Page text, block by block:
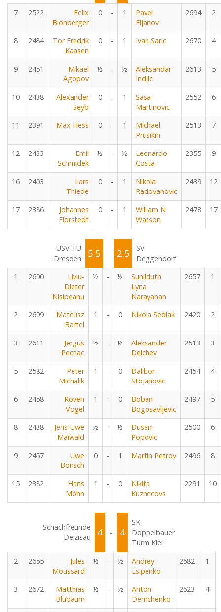
7
2522
Felix
Blohberger
0 - 1
Pavel
Eljanov
2694 2
8 2484
Tor Fredrik
Kaasen
0 - 1 Ivan Saric 2670 4
9 2451
Mikael
Agopov
½ - ½
Aleksandar
Indjic
2613 5
10 2438
Alexander
Seyb
0 - 1
Sasa
Martinovic
2552 6
11 2391 Max Hess 0 - 1
Michael
Prusikin
2513 7
12 2433
Emil
Schmidek
½ - ½
Leonardo
Costa
2355 9
16 2403
Lars
Thiede
0 - 1
Nikola
Radovanovic
2439 12
17 2386
Johannes
Florstedt
0 - 1
William N
Watson
2478 17
USV TU
Dresden
5.5 - 2.5
SV
Deggendorf
1
2600
Liviu-
Dieter
Nisipeanu
½ - ½
Sunilduth
Lyna
Narayanan
2657 1
2 2609
Mateusz
Bartel
1 - 0 Nikola Sedlak 2420 2
3 2611
Jergus
Pechac
½ - ½
Aleksander
Delchev
2513 3
5 2582
Peter
Michalik
1 - 0
Dalibor
Stojanovic
2454 4
6 2458
Roven
Vogel
1 - 0
Boban
Bogosavljevic
2497 5
8 2438
Jens-Uwe
Maiwald
½ - ½
Dusan
Popovic
2500 6
9 2457
Uwe
Bönsch
0 - 1 Martin Petrov 2496 8
15 2382
Hans
Möhn
1 - 0
Nikita
Kuznecovs
2291 10
Schachfreunde
Deizisau
4 - 4
SK
Doppelbauer
Turm Kiel
2
2655
Jules
Moussard
½ - ½
Andrey
Esipenko
2682 1
3 2672
Matthias
Blübaum
½ - ½
Anton
Demchenko
2623 4